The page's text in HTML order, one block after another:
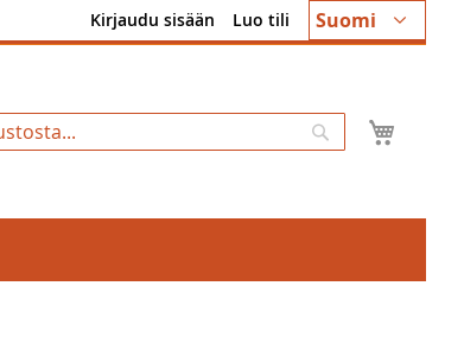
Kieli
Suomi
Kirjaudu sisään Luo tili
Hae